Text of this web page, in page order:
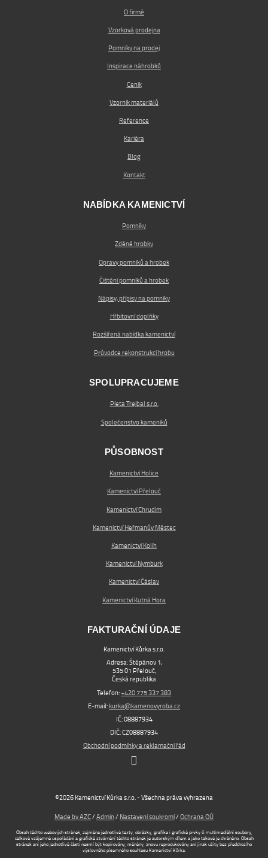
O firmě
Vzorková prodejna
Pomníky na prodej
Inspirace náhrobků
Ceník
Vzorník materiálů
Reference
Kariéra
Blog
Kontakt
NABÍDKA KAMENICTVÍ
Pomníky
Zděné hrobky
Opravy pomníků a hrobek
Čištění pomníků a hrobek
Nápisy, přípisy na pomníky
Hřbitovní doplňky
Rozšířená nabídka kamenictví
Průvodce rekonstrukcí hrobu
SPOLUPRACUJEME
Pieta Trejbal s.r.o.
Společenstvo kameníků
PŮSOBNOST
Kamenictví Holice
Kamenictví Přelouč
Kamenictví Chrudim
Kamenictví Heřmanův Městec
Kamenictví Kolín
Kamenictví Nymburk
Kamenictví Čáslav
Kamenictví Kutná Hora
FAKTURAČNÍ ÚDAJE
Kamenictví Kůrka s.r.o.
Adresa: Štěpánov 1,
535 01 Přelouč,
Česká republika
Telefon:+420 775 337 383
E-mail:kurka@kamenovyroba.cz
IČ: 08887934
DIČ: CZ08887934
Obchodní podmínky a reklamační řád
©2026 Kamenictví Kůrka s.r.o. - Všechna práva vyhrazena
Made by AZC/Admin/Nastavení soukromí/Ochrana OÚ
Obsah těchto webových stránek, zejména jednotlivé texty, obrázky, grafika i grafické prvky či multimediální soubory,
celkové vzájemné uspořádání a grafické ztvárnění těchto stránek je autorským dílem a jako takové je chráněno. Obsah
stránek ani jeho jednotlivé části nesmí být kopírovány, měněny, znovu reprodukovány ani jinak užity bez předchozího
výslovného písemného souhlasu Kamenictví Kůrka.